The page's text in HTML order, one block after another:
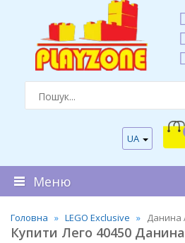
UA
Меню
Головна LEGO Exclusive Данина
Купити Лего 40450